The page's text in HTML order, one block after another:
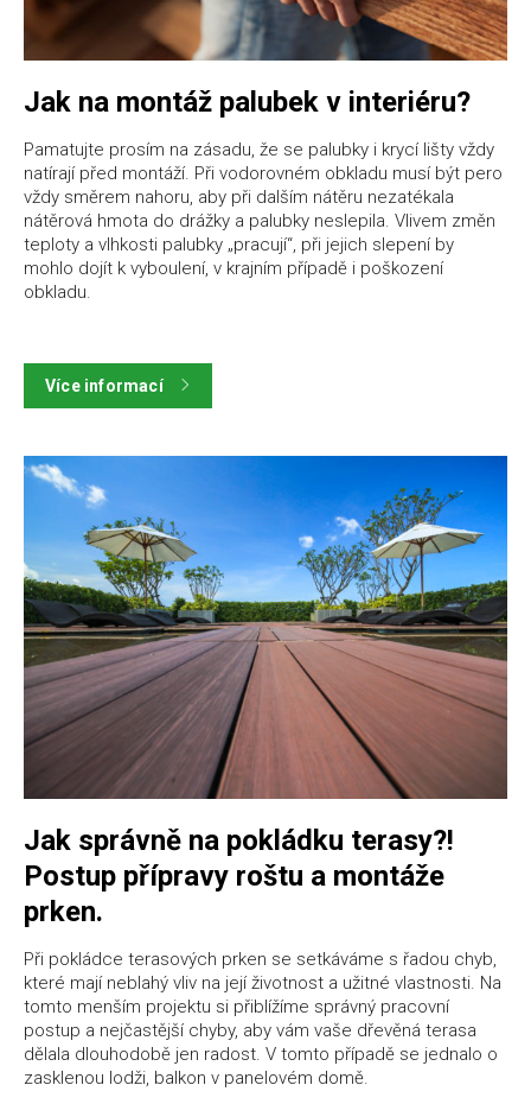
Jak na montáž palubek v interiéru?
Pamatujte prosím na zásadu, že se palubky i krycí lišty vždy
natírají před montáží. Při vodorovném obkladu musí být pero
vždy směrem nahoru, aby při dalším nátěru nezatékala
nátěrová hmota do drážky a palubky neslepila. Vlivem změn
teploty a vlhkosti palubky „pracují“, při jejich slepení by
mohlo dojít k vyboulení, v krajním případě i poškození
obkladu.
Více informací
Jak správně na pokládku terasy?!
Postup přípravy roštu a montáže
prken.
Při pokládce terasových prken se setkáváme s řadou chyb,
které mají neblahý vliv na její životnost a užitné vlastnosti. Na
tomto menším projektu si přiblížíme správný pracovní
postup a nejčastější chyby, aby vám vaše dřevěná terasa
dělala dlouhodobě jen radost. V tomto případě se jednalo o
zasklenou lodži, balkon v panelovém domě.